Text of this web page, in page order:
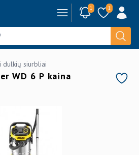
1 1
dulkių siurbliai
WD 6 P kaina